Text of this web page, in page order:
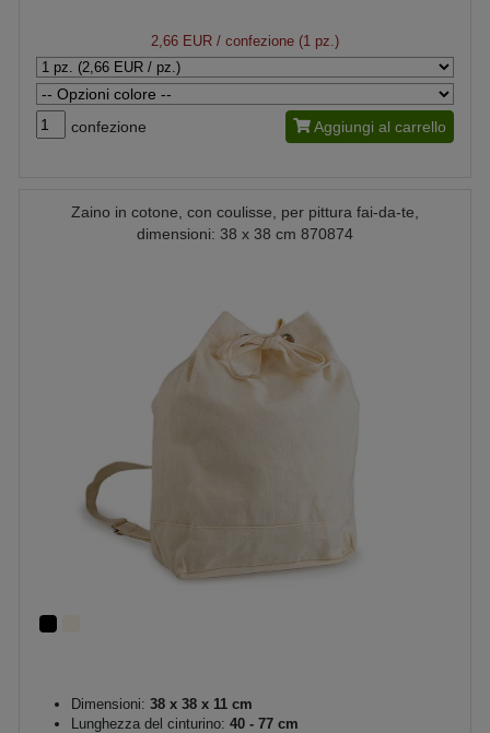
2,66 EUR / confezione (1 pz.)
confezione Aggiungi al carrello
Zaino in cotone, con coulisse, per pittura fai-da-te,
dimensioni: 38 x 38 cm 870874
Dimensioni: 38 x 38 x 11 cm
Lunghezza del cinturino: 40 - 77 cm